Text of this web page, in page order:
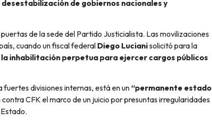
desestabilización de gobiernos nacionales y
de la sede del Partido Justicialista. Las movilizaciones
cuando un fiscal federal Diego Lucianisolicitó para la
la inhabilitación perpetua para ejercer cargos públicos
fuertes divisiones internas, está en un “permanente estado
CFK el marco de un juicio por presuntas irregularidades